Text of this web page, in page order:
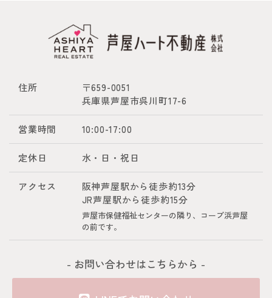
住所
〒659-0051
兵庫県芦屋市呉川町17-6
営業時間 10:00-17:00
定休日 水・日・祝日
アクセス
阪神芦屋駅から徒歩約13分
JR芦屋駅から徒歩約15分
芦屋市保健福祉センターの隣り、コープ浜芦屋
の前です。
- お問い合わせはこちらから -